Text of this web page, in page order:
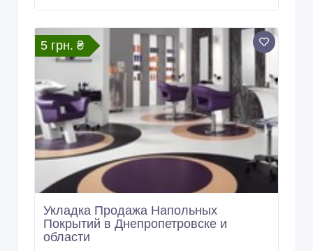
5 грн. ₴
Укладка Продажа Напольных
Покрытий в Днепропетровске и
области